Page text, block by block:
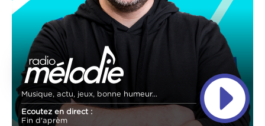
Musique, actu, jeux, bonne humeur...
Ecoutez en direct :
Fin d'aprèm